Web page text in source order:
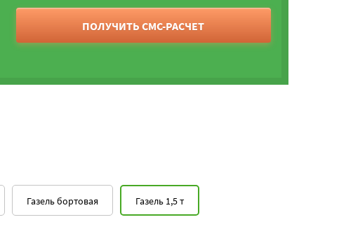
ПОЛУЧИТЬ СМС-РАСЧЕТ
Газель 1,5 т
Газель бортовая